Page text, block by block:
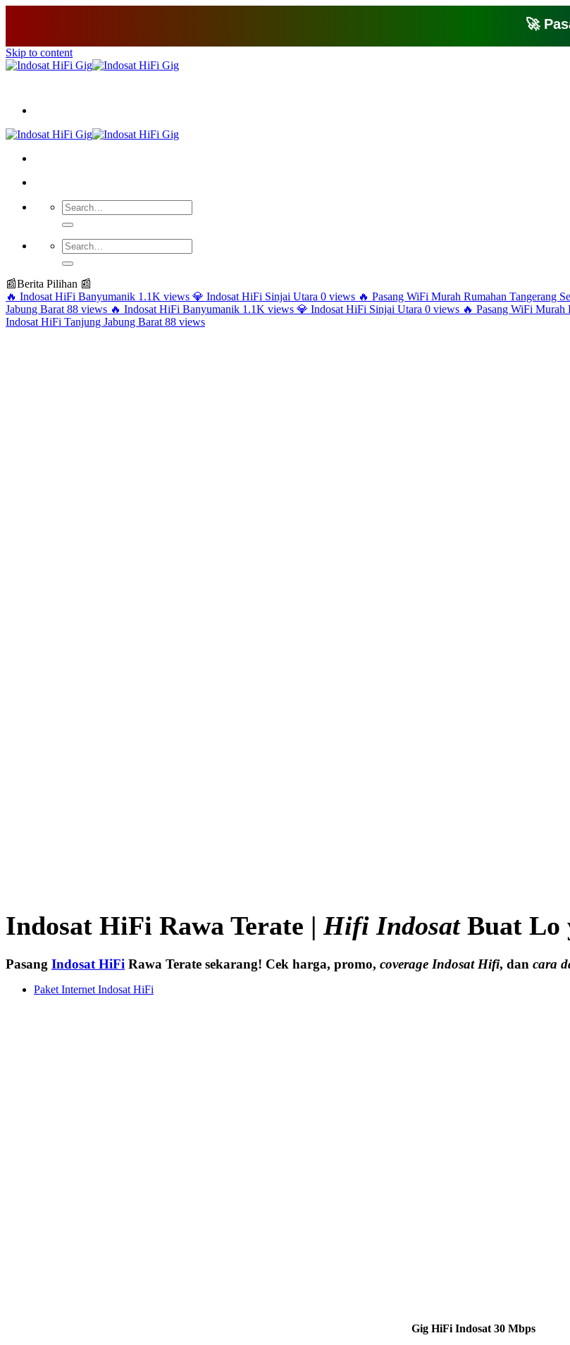
🚀
Skip to content
📰Berita Pilihan 📰
🔥 Indosat HiFi Banyumanik 1.1K views 💎 Indosat HiFi Sinjai Utara 0 views 🔥 Pasang WiFi Murah Rumahan Tangerang
Jabung Barat 88 views 🔥 Indosat HiFi Banyumanik 1.1K views 💎 Indosat HiFi Sinjai Utara 0 views 🔥 Pasang WiFi Murah
Indosat HiFi Tanjung Jabung Barat 88 views
Indosat HiFi Rawa Terate |Hifi IndosatBuat Lo
Pasang Indosat HiFi Rawa Terate sekarang! Cek harga, promo, coverage Indosat Hifi, dan cara
Paket Internet Indosat HiFi
Gig HiFi Indosat 30 Mbps